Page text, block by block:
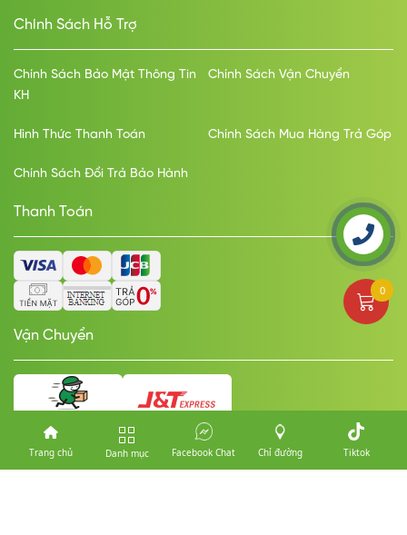
Chính Sách Hỗ Trợ
Chính Sách Bảo Mật Thông Tin
KH
Chính Sách Vận Chuyển
Hình Thức Thanh Toán Chính Sách Mua Hàng Trả Góp
Chính Sách Đổi Trả Bảo Hành
Thanh Toán
Vận Chuyển
0
Trang chủ Danh mục Facebook Chat Chỉ đường Tiktok